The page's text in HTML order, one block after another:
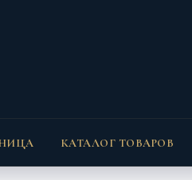
КАТАЛОГ ТОВАРОВ